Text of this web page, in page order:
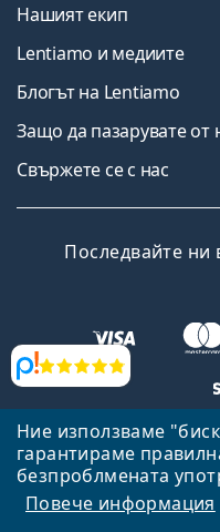
Ние използваме
гарантираме
безпроблмената
Повече информация
Прегледи
Нашият екип
Lentiamo и медиите
Блогът на Lentiamo
Защо да пазарувате от
Свържете се с нас
Последвайте ни
Назад към
Lentiamo.bg е
Република Чехия
Тук